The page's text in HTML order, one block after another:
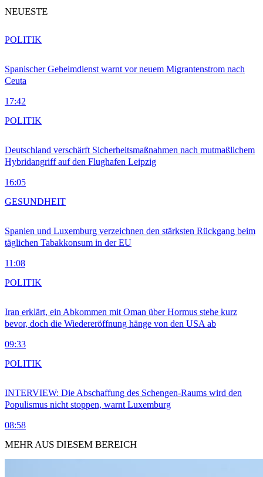
NEUESTE
Spanischer Geheimdienst warnt vor neuem Migrantenstrom nach
Ceuta
17:42
POLITIK
Deutschland verschärft Sicherheitsmaßnahmen nach mutmaßlichem
Hybridangriff auf den Flughafen Leipzig
16:05
POLITIK
Spanien und Luxemburg verzeichnen den stärksten Rückgang beim
täglichen Tabakkonsum in der EU
11:08
GESUNDHEIT
Iran erklärt, ein Abkommen mit Oman über Hormus stehe kurz
bevor, doch die Wiedereröffnung hänge von den USA ab
09:33
POLITIK
INTERVIEW: Die Abschaffung des Schengen-Raums wird den
Populismus nicht stoppen, warnt Luxemburg
08:58
POLITIK
MEHR AUS DIESEM BEREICH